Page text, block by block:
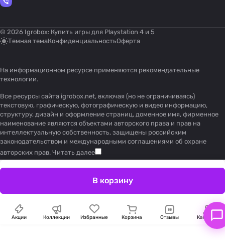
© 2026 Igrobox: Купить игры для Playstation 4 и 5
Темная темаКонфиденциальностьОферта
На информационном ресурсе применяются рекомендательные
технологии.
Все ресурсы сайта igrobox.net, включая (но не ограничиваясь)
текстовую, графическую, фотографическую и видео информацию,
структуру, дизайн и оформление страниц, доменное имя, фирменное
наименование являются объектами авторского права и прав на
интеллектуальную собственность, защищены российским
законодательством и международными соглашениями об охране
авторских прав. Читать далее
В корзину
Акции Коллекции Избранные Корзина Отзывы Кабинет